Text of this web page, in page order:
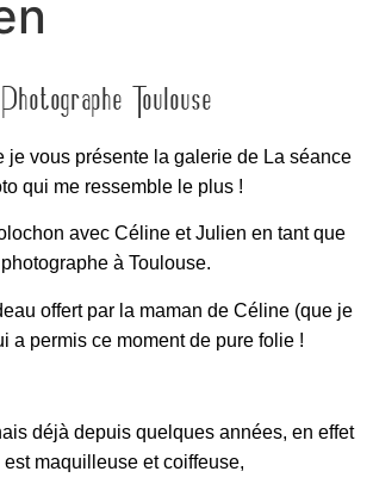
Photographe Toulouse
je vous présente la galerie de La séance
qui me ressemble le plus !
avec Céline et Julien en tant que
photographe à Toulouse.
offert par la maman de Céline (que je
a permis ce moment de pure folie !
déjà depuis quelques années, en effet
est maquilleuse et coiffeuse,